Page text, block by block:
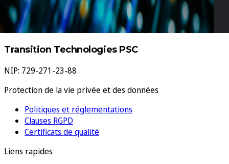
Transition Technologies PSC
NIP: 729-271-23-88
Protection de la vie privée et des données
Politiques et réglementations
Clauses RGPD
Certificats de qualité
Liens rapides